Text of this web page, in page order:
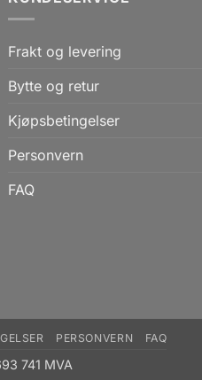
Frakt og levering
Bytte og retur
Kjøpsbetingelser
Personvern
FAQ
PERSONVERN FAQ
741 MVA